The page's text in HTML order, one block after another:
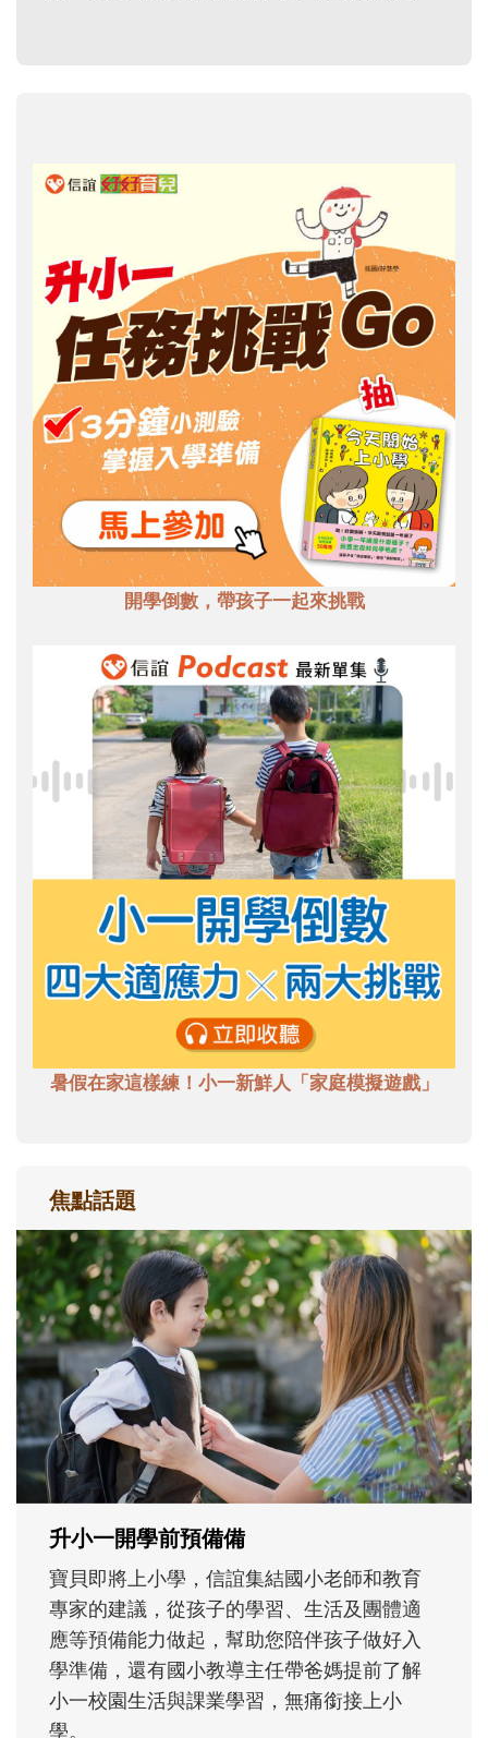
開學倒數，帶孩子一起來挑戰
暑假在家這樣練！小一新鮮人「家庭模擬遊戲」
焦點話題
和孩子一起長大的那個男人│讀懂父親的
不同模樣
沒有人天生就擅長當爸爸！男人總是在一次
次「前所未有」的體驗中，跟著孩子一起長
大。從給予安全感的肢體遊戲，到獨立自
主、角色認同及解決問題的能力養成。爸爸
正嘗試用不同的模樣，參與孩子每個重要的